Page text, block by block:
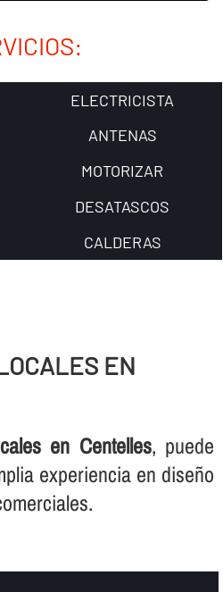
ELECTRICISTA
ANTENAS
MOTORIZAR
DESATASCOS
CALDERAS
EN
en Centelles, puede
experiencia en diseño